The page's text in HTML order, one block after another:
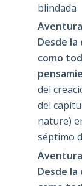
blindada
Desde
como
del
del
nature)
séptimo
Desde